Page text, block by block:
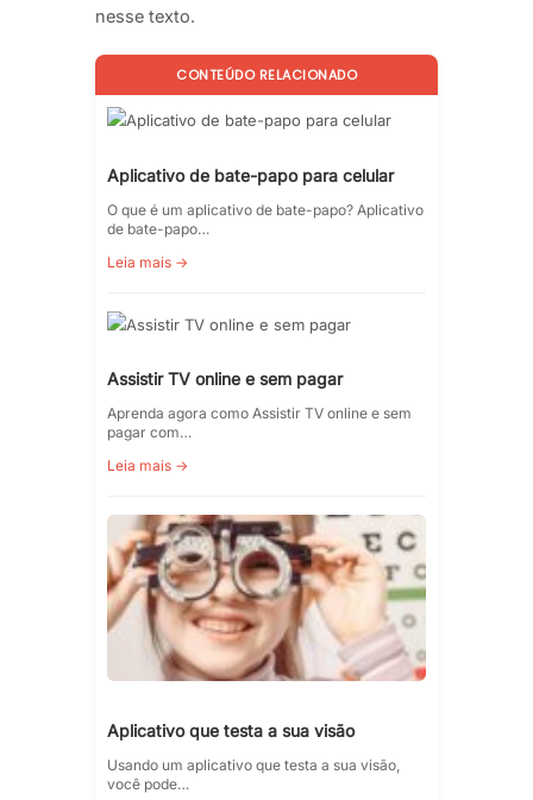
nesse texto.
CONTEÚDO RELACIONADO
Aplicativo de bate-papo para celular
O que é um aplicativo de bate-papo? Aplicativo
de bate-papo…
Leia mais →
Assistir TV online e sem pagar
Aprenda agora como Assistir TV online e sem
pagar com…
Leia mais →
Aplicativo que testa a sua visão
Usando um aplicativo que testa a sua visão,
você pode…